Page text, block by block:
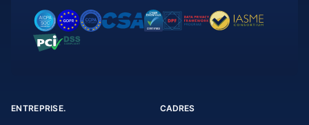
ENTREPRISE. CADRES